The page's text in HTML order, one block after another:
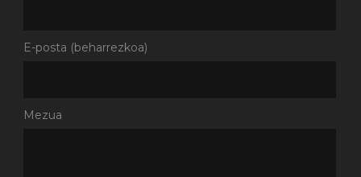
E-posta (beharrezkoa)
Mezua